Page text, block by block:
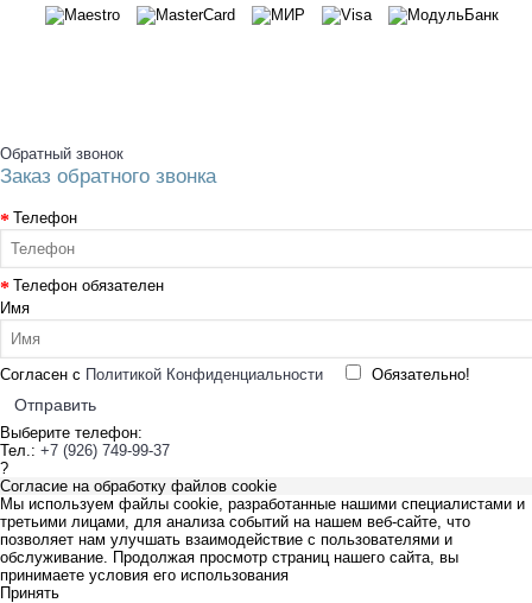
Обратный звонок
Заказ обратного звонка
Телефон
Телефон обязателен
Имя
Согласен с Политикой Конфиденциальности Обязательно!
Отправить
Выберите телефон:
Тел.: +7 (926) 749-99-37
?
Согласие на обработку файлов cookie
Мы используем файлы cookie, разработанные нашими специалистами и
третьими лицами, для анализа событий на нашем веб-сайте, что
позволяет нам улучшать взаимодействие с пользователями и
обслуживание. Продолжая просмотр страниц нашего сайта, вы
принимаете условия его использования
Принять